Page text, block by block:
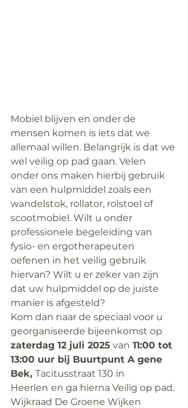
Mobiel blijven en onder de
mensen komen is iets dat we
allemaal willen. Belangrijk is dat we
wel veilig op pad gaan. Velen
onder ons maken hierbij gebruik
van een hulpmiddel zoals een
wandelstok, rollator, rolstoel of
scootmobiel. Wilt u onder
professionele begeleiding van
fysio- en ergotherapeuten
oefenen in het veilig gebruik
hiervan? Wilt u er zeker van zijn
dat uw hulpmiddel op de juiste
manier is afgesteld?
Kom dan naar de speciaal voor u
georganiseerde bijeenkomst op
zaterdag 12 juli 2025 van 11:00 tot
13:00 uur bij Buurtpunt A gene
Bek, Tacitusstraat 130 in
Heerlen en ga hierna Veilig op pad.
Wijkraad De Groene Wijken